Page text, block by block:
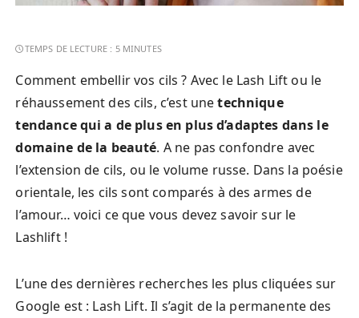
Comment embellir vos cils ? Avec le Lash Lift ou le
réhaussement des cils, c’est unetechnique
tendance qui a de plus en plus d’adaptes dans le
domaine de la beauté. A ne pas confondre avec
l’extension de cils, ou le volume russe. Dans la poésie
orientale, les cils sont comparés à des armes de
l’amour… voici ce que vous devez savoir sur le
Lashlift !
L’une des dernières recherches les plus cliquées sur
Google est : Lash Lift. Il s’agit de la permanente des